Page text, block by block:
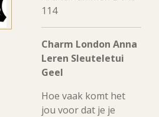
114
Charm London Anna
Leren Sleuteletui
Geel
Hoe vaak komt het
jou voor dat je je